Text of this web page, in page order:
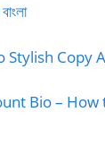
Stylish Copy
Bio – How